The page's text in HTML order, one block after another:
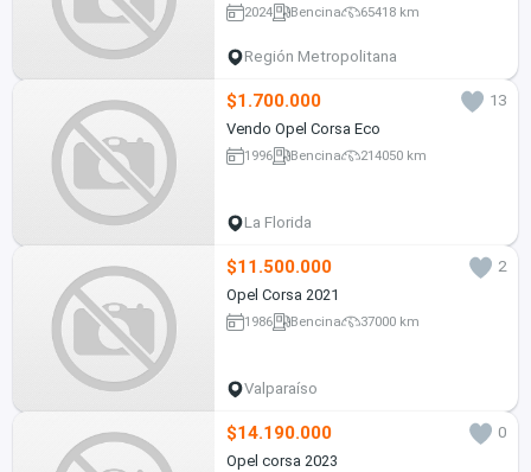
2024 Bencina 65418 km
Región Metropolitana
$1.700.000
13
Vendo Opel Corsa Eco
1996 Bencina 214050 km
La Florida
$11.500.000
2
Opel Corsa 2021
1986 Bencina 37000 km
Valparaíso
$14.190.000
0
Opel corsa 2023